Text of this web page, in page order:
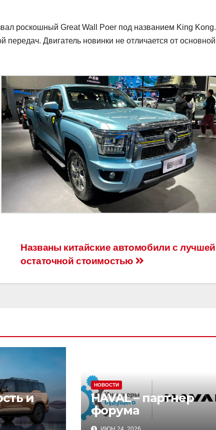
роскошный Great Wall Poer под названием King Kong.
передач. Двигатель новинки не отличается от основной
Названы китайские автомобили с лучшей
остаточной стоимостью
и
НОВОСТИ
HAVAL – партнер
форума
«Инженеры